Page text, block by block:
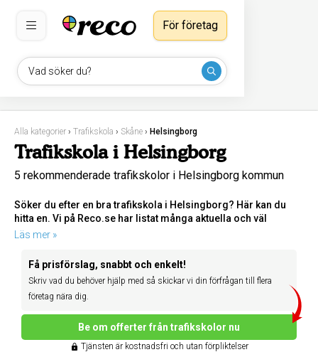
Vad söker du?
För företag
Alla kategorier › Trafikskola › Skåne › Helsingborg
Trafikskola i Helsingborg
5 rekommenderade trafikskolor i Helsingborg kommun
Söker du efter en bra trafikskola i Helsingborg? Här kan du
hitta en. Vi på Reco.se har listat många aktuella och väl
rekommenderade företag.
Läs mer »
Få prisförslag, snabbt och enkelt!
Skriv vad du behöver hjälp med så skickar vi din förfrågan till flera
företag nära dig.
Be om offerter från trafikskolor nu
Tjänsten är kostnadsfri och utan förpliktelser